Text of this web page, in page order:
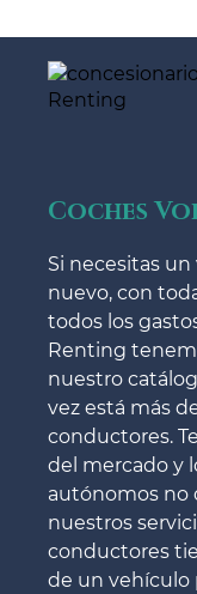
Coches
Si necesitas
nuevo, con
todos los
Renting
nuestro
vez está más
conductores.
del mercado y
autónomos no
nuestros
conductores
de un vehículo